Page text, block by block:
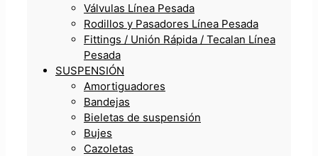
Válvulas Línea Pesada
Rodillos y Pasadores Línea Pesada
Fittings / Unión Rápida / Tecalan Línea
Pesada
SUSPENSIÓN
Amortiguadores
Bandejas
Bieletas de suspensión
Bujes
Cazoletas